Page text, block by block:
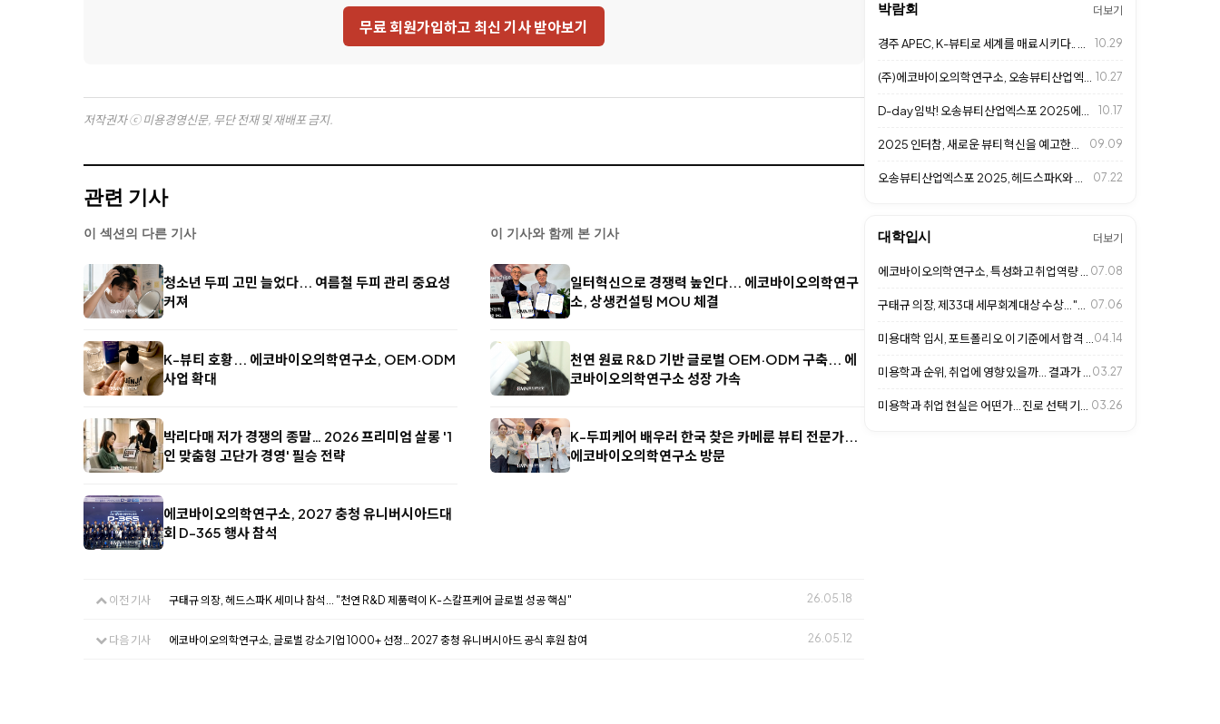
무료 회원가입하고 최신 기사 받아보기
저작권자 ⓒ 미용경영신문, 무단 전재 및 재배포 금지.
관련 기사
이 섹션의 다른 기사
청소년 두피 고민 늘었다... 여름철 두피 관리 중요성
커져
K-뷰티 호황... 에코바이오의학연구소, OEM·ODM
사업 확대
박리다매 저가 경쟁의 종말… 2026 프리미엄 살롱 '1
인 맞춤형 고단가 경영' 필승 전략
에코바이오의학연구소, 2027 충청 유니버시아드대
회 D-365 행사 참석
이 기사와 함께 본 기사
일터혁신으로 경쟁력 높인다... 에코바이오의학연구
소, 상생컨설팅 MOU 체결
천연 원료 R&D 기반 글로벌 OEM·ODM 구축... 에
코바이오의학연구소 성장 가속
K-두피케어 배우러 한국 찾은 카메룬 뷰티 전문가...
에코바이오의학연구소 방문
이전 기사 구태규 의장, 헤드스파K 세미나 참석... "천연 R&D 제품력이 K-스칼프케어 글로벌 성공 핵심" 26.05.18
다음 기사 에코바이오의학연구소, 글로벌 강소기업 1000+ 선정… 2027 충청 유니버시아드 공식 후원 참여 26.05.12
박람회 더보기
10.29
10.27
10.17
2025 인터참, 새로운 뷰티 혁신을 예고한다.. (주)에코바이오의학연구소 참가 09.09
07.22
대학입시 더보기
07.08
07.06
04.14
03.27
03.26